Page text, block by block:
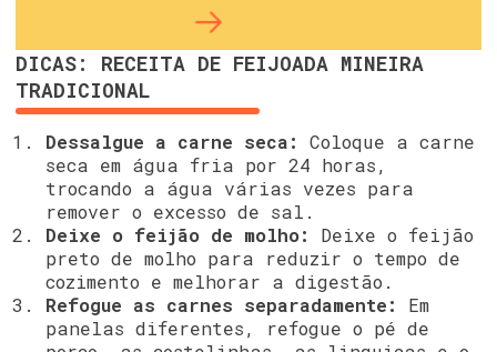
DICAS: RECEITA DE FEIJOADA MINEIRA
TRADICIONAL
Dessalgue a carne seca:
Coloque a carne
seca em água fria por 24 horas,
trocando a água várias vezes para
remover o excesso de sal.
Deixe o feijão de molho:
Deixe o feijão
preto de molho para reduzir o tempo de
cozimento e melhorar a digestão.
Refogue as carnes separadamente:
Em
panelas diferentes, refogue o pé de